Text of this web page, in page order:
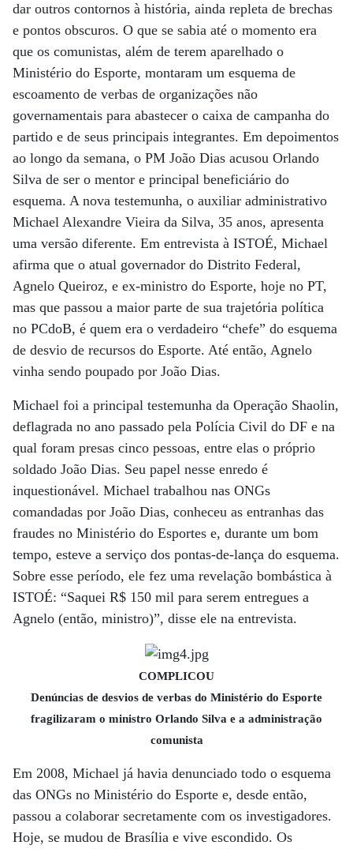
dar outros contornos à história, ainda repleta de brechas
e pontos obscuros. O que se sabia até o momento era
que os comunistas, além de terem aparelhado o
Ministério do Esporte, montaram um esquema de
escoamento de verbas de organizações não
governamentais para abastecer o caixa de campanha do
partido e de seus principais integrantes. Em depoimentos
ao longo da semana, o PM João Dias acusou Orlando
Silva de ser o mentor e principal beneficiário do
esquema. A nova testemunha, o auxiliar administrativo
Michael Alexandre Vieira da Silva, 35 anos, apresenta
uma versão diferente. Em entrevista à ISTOÉ, Michael
afirma que o atual governador do Distrito Federal,
Agnelo Queiroz, e ex-ministro do Esporte, hoje no PT,
mas que passou a maior parte de sua trajetória política
no PCdoB, é quem era o verdadeiro “chefe” do esquema
de desvio de recursos do Esporte. Até então, Agnelo
vinha sendo poupado por João Dias.
Michael foi a principal testemunha da Operação Shaolin,
deflagrada no ano passado pela Polícia Civil do DF e na
qual foram presas cinco pessoas, entre elas o próprio
soldado João Dias. Seu papel nesse enredo é
inquestionável. Michael trabalhou nas ONGs
comandadas por João Dias, conheceu as entranhas das
fraudes no Ministério do Esportes e, durante um bom
tempo, esteve a serviço dos pontas-de-lança do esquema.
Sobre esse período, ele fez uma revelação bombástica à
ISTOÉ: “Saquei R$ 150 mil para serem entregues a
Agnelo (então, ministro)”, disse ele na entrevista.
COMPLICOU
Denúncias de desvios de verbas do Ministério do Esporte
fragilizaram o ministro Orlando Silva e a administração
comunista
Em 2008, Michael já havia denunciado todo o esquema
das ONGs no Ministério do Esporte e, desde então,
passou a colaborar secretamente com os investigadores.
Hoje, se mudou de Brasília e vive escondido. Os